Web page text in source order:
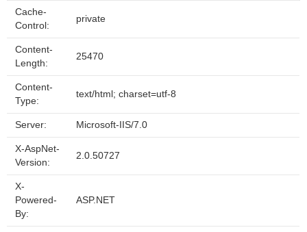
Cache-
Control:
private
Content-
Length:
25470
Content-
Type:
text/html; charset=utf-8
Server: Microsoft-IIS/7.0
X-AspNet-
Version:
2.0.50727
X-
Powered-
By:
ASP.NET